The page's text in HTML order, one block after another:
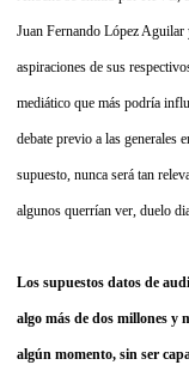
Juan Fernando López
aspiraciones de sus
mediático que más podría
debate previo a las generales
supuesto, nunca será tan
algunos querrían ver, duelo
Los supuestos datos de
algo más de dos millones y
algún momento, sin ser